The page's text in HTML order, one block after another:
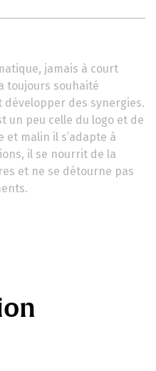
jamais à court
toujours souhaité
des synergies.
un peu celle du logo et de
et malin il s’adapte à
il se nourrit de la
et ne se détourne pas